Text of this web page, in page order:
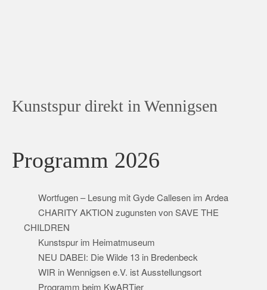
Kunstspur direkt in Wennigsen
Programm 2026
Wortfugen – Lesung mit Gyde Callesen im Ardea
CHARITY AKTION zugunsten von SAVE THE
CHILDREN
Kunstspur im Heimatmuseum
NEU DABEI: Die Wilde 13 in Bredenbeck
WIR in Wennigsen e.V. ist Ausstellungsort
Programm beim KwARTier